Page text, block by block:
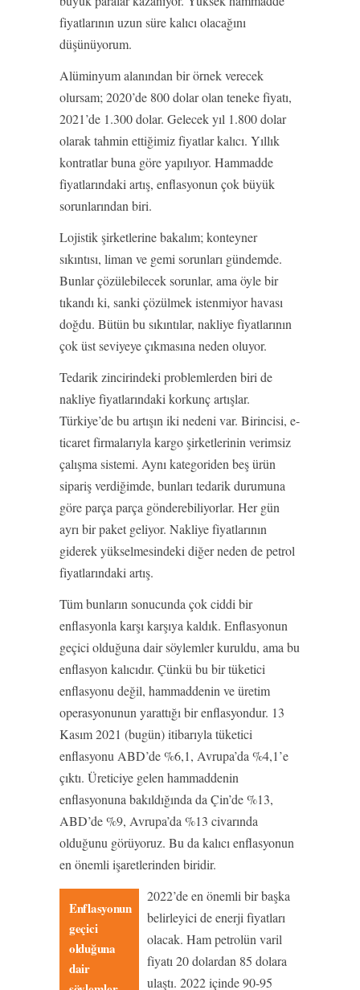
fiyatlarının uzun süre kalıcı olacağını
düşünüyorum.
Alüminyum alanından bir örnek verecek
olursam; 2020’de 800 dolar olan teneke fiyatı,
2021’de 1.300 dolar. Gelecek yıl 1.800 dolar
olarak tahmin ettiğimiz fiyatlar kalıcı. Yıllık
kontratlar buna göre yapılıyor. Hammadde
fiyatlarındaki artış, enflasyonun çok büyük
sorunlarından biri.
Lojistik şirketlerine bakalım; konteyner
sıkıntısı, liman ve gemi sorunları gündemde.
Bunlar çözülebilecek sorunlar, ama öyle bir
tıkandı ki, sanki çözülmek istenmiyor havası
doğdu. Bütün bu sıkıntılar, nakliye fiyatlarının
çok üst seviyeye çıkmasına neden oluyor.
Tedarik zincirindeki problemlerden biri de
nakliye fiyatlarındaki korkunç artışlar.
Türkiye’de bu artışın iki nedeni var. Birincisi, e-
ticaret firmalarıyla kargo şirketlerinin verimsiz
çalışma sistemi. Aynı kategoriden beş ürün
sipariş verdiğimde, bunları tedarik durumuna
göre parça parça gönderebiliyorlar. Her gün
ayrı bir paket geliyor. Nakliye fiyatlarının
giderek yükselmesindeki diğer neden de petrol
fiyatlarındaki artış.
Tüm bunların sonucunda çok ciddi bir
enflasyonla karşı karşıya kaldık. Enflasyonun
geçici olduğuna dair söylemler kuruldu, ama bu
enflasyon kalıcıdır. Çünkü bu bir tüketici
enflasyonu değil, hammaddenin ve üretim
operasyonunun yarattığı bir enflasyondur. 13
Kasım 2021 (bugün) itibarıyla tüketici
enflasyonu ABD’de %6,1, Avrupa’da %4,1’e
çıktı. Üreticiye gelen hammaddenin
enflasyonuna bakıldığında da Çin’de %13,
ABD’de %9, Avrupa’da %13 civarında
olduğunu görüyoruz. Bu da kalıcı enflasyonun
en önemli işaretlerinden biridir.
Enflasyonun
geçici
olduğuna
dair
2022’de en önemli bir başka
belirleyici de enerji fiyatları
olacak. Ham petrolün varil
fiyatı 20 dolardan 85 dolara
ulaştı. 2022 içinde 90-95